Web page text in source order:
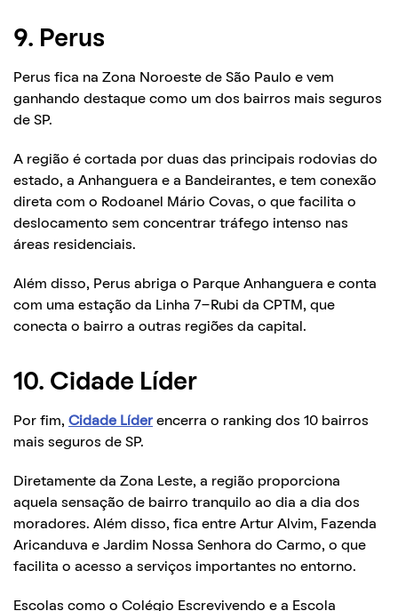
9. Perus
Perus fica na Zona Noroeste de São Paulo e vem
ganhando destaque como um dos bairros mais seguros
de SP.
A região é cortada por duas das principais rodovias do
estado, a Anhanguera e a Bandeirantes, e tem conexão
direta com o Rodoanel Mário Covas, o que facilita o
deslocamento sem concentrar tráfego intenso nas
áreas residenciais.
Além disso, Perus abriga o Parque Anhanguera e conta
com uma estação da Linha 7-Rubi da CPTM, que
conecta o bairro a outras regiões da capital.
10. Cidade Líder
Por fim, Cidade Líderencerra o ranking dos 10 bairros
mais seguros de SP.
Diretamente da Zona Leste, a região proporciona
aquela sensação de bairro tranquilo ao dia a dia dos
moradores. Além disso, fica entre Artur Alvim, Fazenda
Aricanduva e Jardim Nossa Senhora do Carmo, o que
facilita o acesso a serviços importantes no entorno.
Escolas como o Colégio Escrevivendo e a Escola